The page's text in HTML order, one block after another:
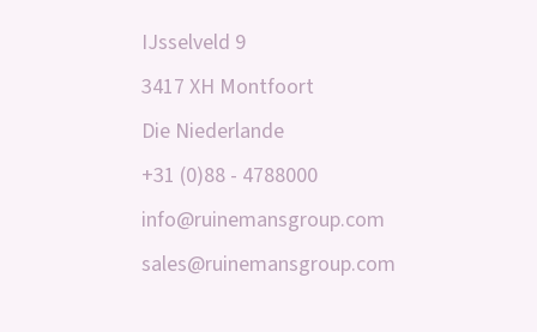
IJsselveld 9
3417 XH Montfoort
Die Niederlande
+31 (0)88 - 4788000
info@ruinemansgroup.com
sales@ruinemansgroup.com